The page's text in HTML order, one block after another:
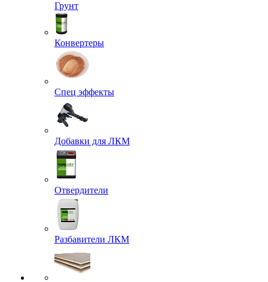
Грунт
Конвертеры
Спец эффекты
Добавки для ЛКМ
Отвердители
Разбавители ЛКМ